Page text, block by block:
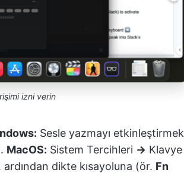
izni verin
Sesle yazmayı etkinleştirmek
MacOS: Sistem Tercihleri → Klavye
dikte kısayoluna (ör. Fn